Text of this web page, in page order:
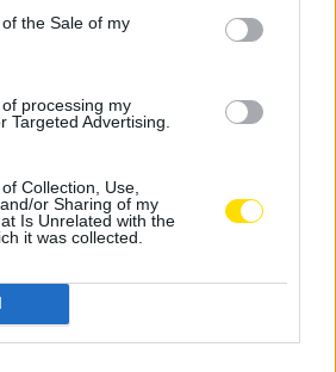
the Sale of my
processing my
Targeted Advertising.
Collection, Use,
or Sharing of my
Is Unrelated with the
it was collected.
é um programa de
de Famalicão, no âmbito do
que reúne os principais
empresarial